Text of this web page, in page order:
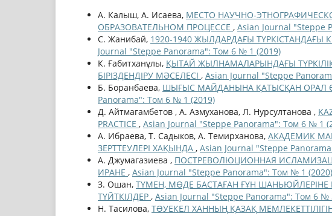
А. Калыш, А. Исаева, МЕСТО НАУЧНО-
ОБРАЗОВАТЕЛЬНОМ ПРОЦЕССЕ , Asian Journal "Steppe
С. Жанибай, 1920-1940 ЖЫЛДАРДАҒЫ ТҮРКІСТАНДАҒЫ
Journal "Steppe Panorama": Том 6 № 1 (2019)
К. Ғабитханұлы, ҚЫТАЙ ЖЫЛНАМАЛАРЫНДАҒЫ
БІРІЗДЕНДІРУ МӘСЕЛЕСІ , Asian Journal "Steppe
Б. Боранбаева, ШЫҒЫС МАЙДАНЫНА ҚАТЫСҚАН ОРАЛ
Panorama": Том 6 № 1 (2019)
Д. Айтмагамбетов , А. Азмуханова, Л. Нурсултанова ,
PRACTICE , Asian Journal "Steppe Panorama": Том 6 № 1
А. Ибраева, Т. Садыков, А. Темирханова, АКАДЕМИК
ЗЕРТТЕУЛЕРІ ХАҚЫНДА , Asian Journal "Steppe
А. Джумагазиева , ПОСТРЕВОЛЮЦИОННАЯ
ИРАНЕ , Asian Journal "Steppe Panorama": Том № 1 (2020)
З. Ошан, ТҮМЕН, МӨДЕ БАСТАҒАН ҒҰН ШАНЬЮЙЛЕРІНЕ
ТҮЙТКІЛДЕР , Asian Journal "Steppe Panorama": Том 6 №
Н. Тасилова, ТƏУЕКЕЛ ХАННЫҢ ҚАЗАҚ